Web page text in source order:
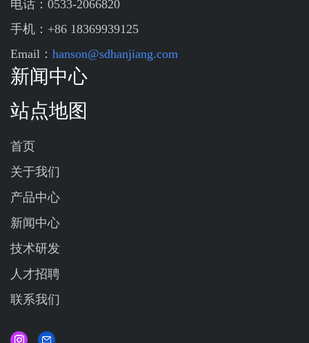
电话：0533-2066820
手机：+86 18369939125
Email： hanson@sdhanjiang.com
新闻中心
站点地图
首页
关于我们
产品中心
新闻中心
技术研发
人才招聘
联系我们